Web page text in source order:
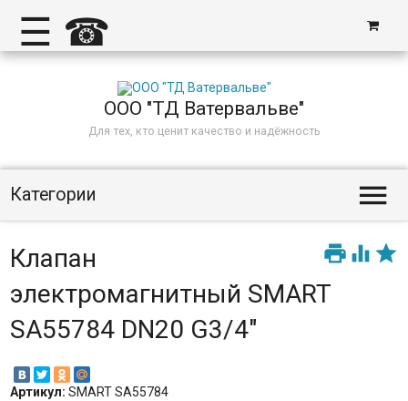
☰ ☎
ООО "ТД Ватервальве"
Для тех, кто ценит качество и надёжность
Категории 
  
Клапан
электромагнитный SMART
SA55784 DN20 G3/4"
Артикул: SMART SA55784